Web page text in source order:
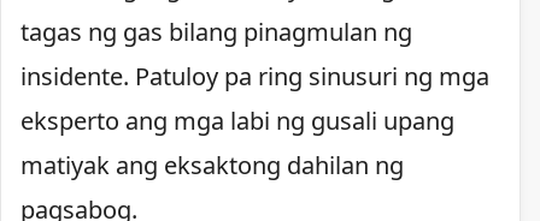
tagas ng gas bilang pinagmulan ng
insidente. Patuloy pa ring sinusuri ng mga
eksperto ang mga labi ng gusali upang
matiyak ang eksaktong dahilan ng
pagsabog.